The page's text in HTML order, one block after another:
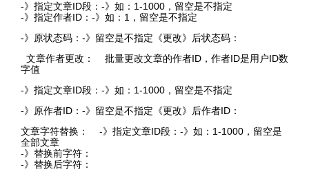
-》指定文章ID段：-》如：1-1000，留空是不指定
-》指定作者ID：-》如：1，留空是不指定
-》原状态码：-》留空是不指定《更改》后状态码：
文章作者更改： 批量更改文章的作者ID，作者ID是用户ID数
字值
-》指定文章ID段：-》如：1-1000，留空是不指定
-》原作者ID：-》留空是不指定《更改》后作者ID：
文章字符替换： -》指定文章ID段：-》如：1-1000，留空是
全部文章
-》替换前字符：
-》替换后字符：